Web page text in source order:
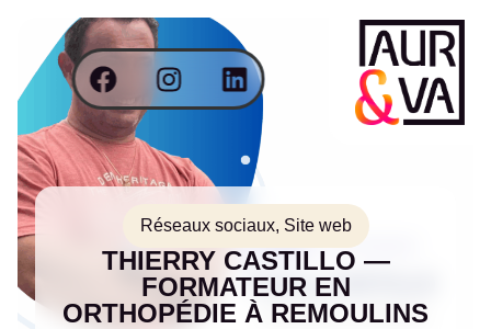
Réseaux sociaux, Site web
THIERRY CASTILLO —
FORMATEUR EN
ORTHOPÉDIE À REMOULINS